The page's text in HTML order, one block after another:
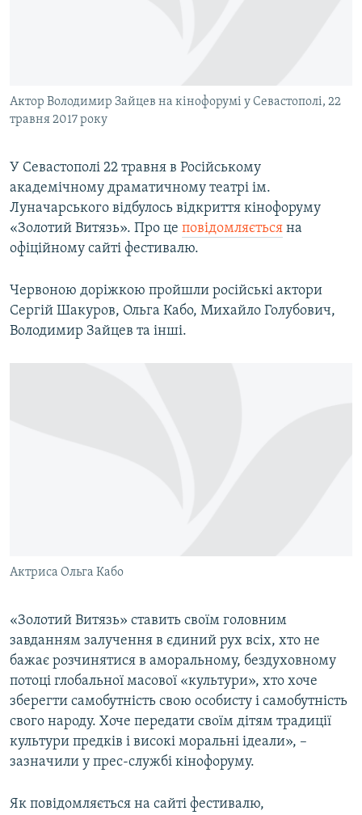
ІНФОГРАФІКА
ДОЛУЧАЙСЯ!
Усі сайти RFE/RL
Актор Володимир Зайцев на кінофорумі у Севастополі, 22
травня 2017 року
У Севастополі 22 травня в Російському
академічному драматичному театрі ім.
Луначарського відбулось відкриття кінофоруму
«Золотий Витязь». Про це повідомляється на
офіційному сайті фестивалю.
Червоною доріжкою пройшли російські актори
Сергій Шакуров, Ольга Кабо, Михайло Голубович,
Володимир Зайцев та інші.
Актриса Ольга Кабо
«Золотий Витязь» ставить своїм головним
завданням залучення в єдиний рух всіх, хто не
бажає розчинятися в аморальному, бездуховному
потоці глобальної масової «культури», хто хоче
зберегти самобутність свою особисту і самобутність
свого народу. Хоче передати своїм дітям традиції
культури предків і високі моральні ідеали», –
зазначили у прес-службі кінофоруму.
Як повідомляється на сайті фестивалю,